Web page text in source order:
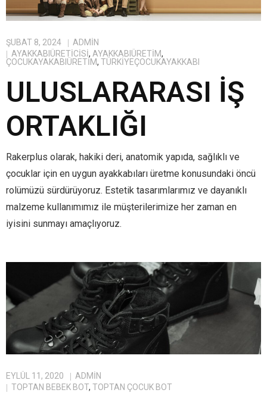
ŞUBAT 8, 2024
ADMIN
AYAKKABIÜRETICISI, AYAKKABIÜRETIM,
ÇOCUKAYAKABIÜRETIM, TÜRKIYEÇOCUKAYAKKABI
ULUSLARARASI İŞ
ORTAKLIĞI
Rakerplus olarak, hakiki deri, anatomik yapıda, sağlıklı ve
çocuklar için en uygun ayakkabıları üretme konusundaki öncü
rolümüzü sürdürüyoruz. Estetik tasarımlarımız ve dayanıklı
malzeme kullanımımız ile müşterilerimize her zaman en
iyisini sunmayı amaçlıyoruz.
EYLÜL 11, 2020
ADMIN
TOPTAN BEBEK BOT, TOPTAN ÇOCUK BOT